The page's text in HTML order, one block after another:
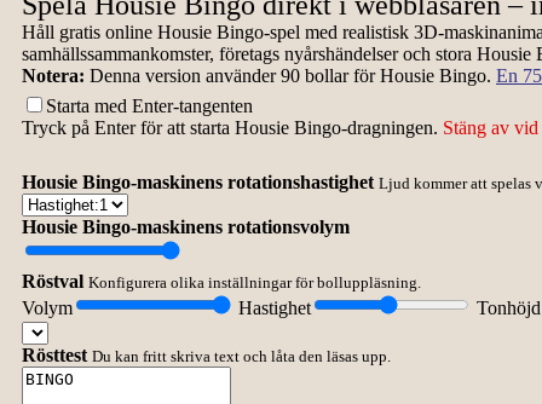
Håll gratis online Housie Bingo-spel med realistisk 3D-
samhällssammankomster, företags nyårshändelser och stora
Notera: Denna version använder 90 bollar för Housie Bingo. En
Starta med Enter-tangenten
Tryck på Enter för att starta Housie Bingo-dragningen. Stäng av
Housie Bingo-maskinens rotationshastighet Ljud kommer att spelas
Housie Bingo-maskinens rotationsvolym
Röstval Konfigurera olika inställningar för bolluppläsning.
Volym Hastighet Tonhöjd
Rösttest Du kan fritt skriva text och låta den läsas upp.